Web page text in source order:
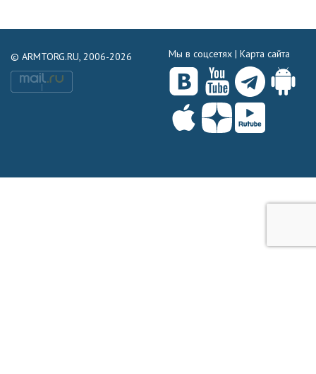
© ARMTORG.RU, 2006-2026 Мы в соцсетях | Карта сайта